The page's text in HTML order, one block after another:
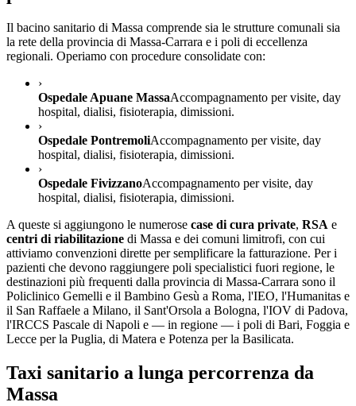
Il bacino sanitario di Massa comprende sia le strutture comunali sia
la rete della provincia di Massa-Carrara e i poli di eccellenza
regionali. Operiamo con procedure consolidate con:
›
Ospedale Apuane MassaAccompagnamento per visite, day
hospital, dialisi, fisioterapia, dimissioni.
›
Ospedale PontremoliAccompagnamento per visite, day
hospital, dialisi, fisioterapia, dimissioni.
›
Ospedale FivizzanoAccompagnamento per visite, day
hospital, dialisi, fisioterapia, dimissioni.
A queste si aggiungono le numerose case di cura private, RSA e
centri di riabilitazione di Massa e dei comuni limitrofi, con cui
attiviamo convenzioni dirette per semplificare la fatturazione. Per i
pazienti che devono raggiungere poli specialistici fuori regione, le
destinazioni più frequenti dalla provincia di Massa-Carrara sono il
Policlinico Gemelli e il Bambino Gesù a Roma, l'IEO, l'Humanitas e
il San Raffaele a Milano, il Sant'Orsola a Bologna, l'IOV di Padova,
l'IRCCS Pascale di Napoli e — in regione — i poli di Bari, Foggia e
Lecce per la Puglia, di Matera e Potenza per la Basilicata.
Taxi sanitario a lunga percorrenza da
Massa